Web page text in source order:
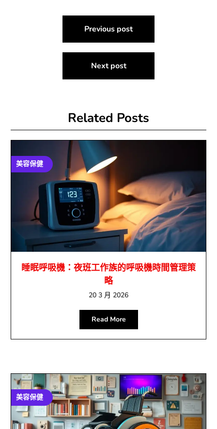
Previous post
Next post
Related Posts
美容保健
睡眠呼吸機：夜班工作族的呼吸機時間管理策
略
20 3 月 2026
Read More
美容保健